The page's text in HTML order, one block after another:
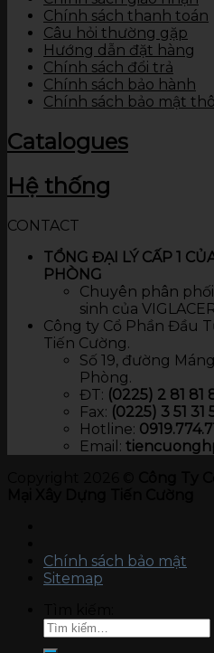
Chính sách thanh toán
Câu hỏi thường gặp
Hướng dẫn đặt hàng
Chính sách đổi trả
Chính sách bảo hành
Chính sách bảo mật
Catalogues
Hệ thống
CONTACT
TỔNG ĐẠI LÝ CẤP 1
PHÒNG
Chuyên phân
sinh của
Công ty Cổ Phần Đầu
Tiến Cường.
Số 19, đường
Phòng.
ĐT: (0225) 2 81 81
Fax: (0225) 3 51 31
Hotline:
Email:
Chính sách bảo mật
Sitemap